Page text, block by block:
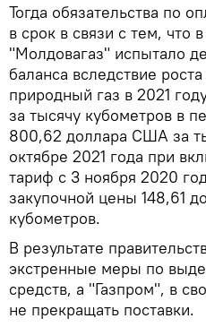
Тогда обязательства по
в срок в связи с тем, что
"Молдовагаз" испытало
баланса вследствие
природный газ в 2021
за тысячу кубометров в
800,62 доллара США за
октябре 2021 года при
тариф с 3 ноября 2020
закупочной цены 148,61
кубометров.
В результате
экстренные меры по
средств, а "Газпром", в
не прекращать поставки.